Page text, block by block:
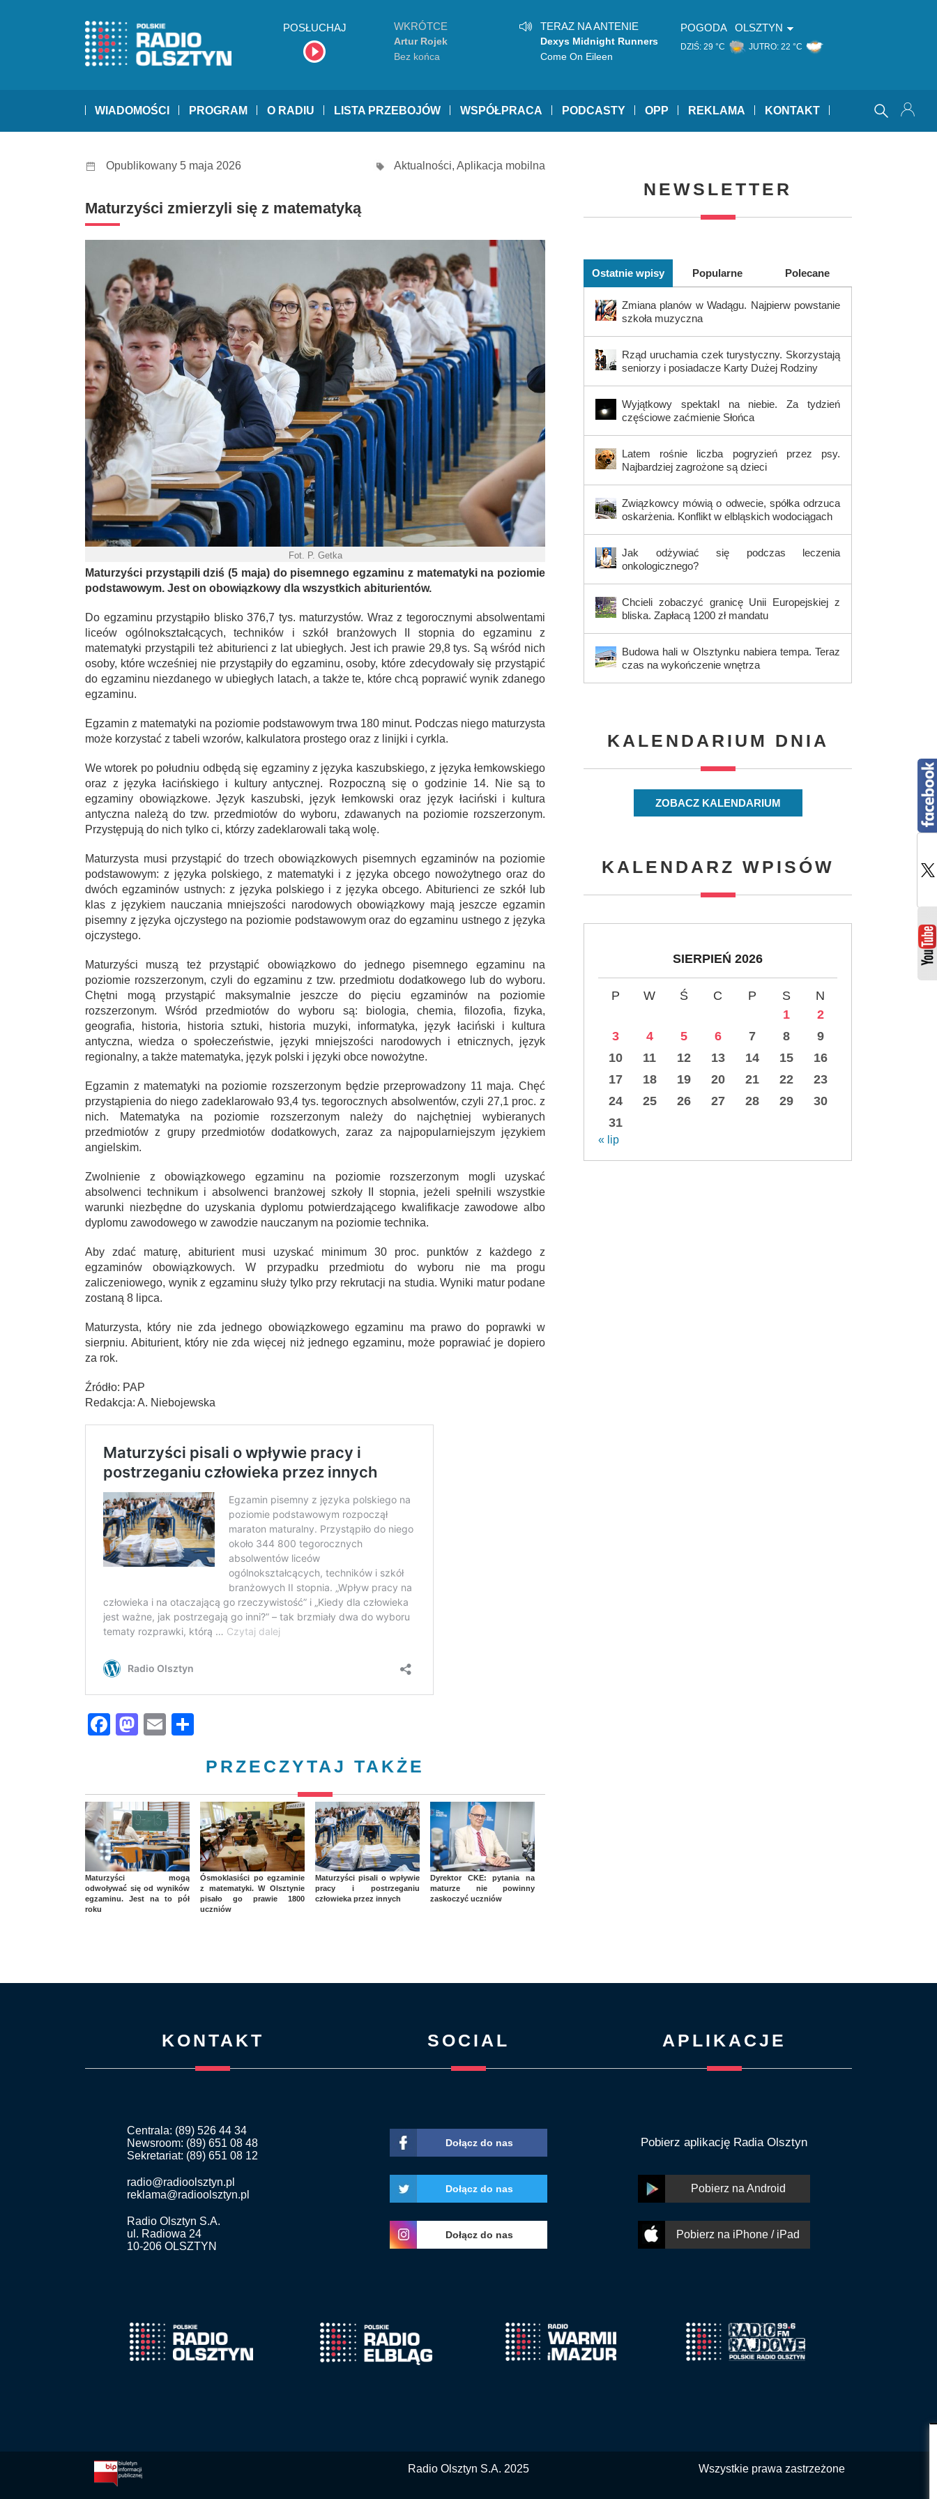
POSŁUCHAJ WKRÓTCE
Artur Rojek
Bez końca
TERAZ NA ANTENIE
Dexys Midnight Runners
Come On Eileen
POGODA OLSZTYN
DZIŚ: 29 °C JUTRO: 22 °C
WIADOMOŚCI PROGRAM O RADIU LISTA PRZEBOJÓW WSPÓŁPRACA PODCASTY OPP REKLAMA KONTAKT
Opublikowany 5 maja 2026 Aktualności, Aplikacja mobilna
Maturzyści zmierzyli się z matematyką
Fot. P. Getka
Maturzyści przystąpili dziś (5 maja) do pisemnego egzaminu z matematyki na poziomie
podstawowym. Jest on obowiązkowy dla wszystkich abiturientów.
Do egzaminu przystąpiło blisko 376,7 tys. maturzystów. Wraz z tegorocznymi absolwentami
liceów ogólnokształcących, techników i szkół branżowych II stopnia do egzaminu z
matematyki przystąpili też abiturienci z lat ubiegłych. Jest ich prawie 29,8 tys. Są wśród nich
osoby, które wcześniej nie przystąpiły do egzaminu, osoby, które zdecydowały się przystąpić
do egzaminu niezdanego w ubiegłych latach, a także te, które chcą poprawić wynik zdanego
egzaminu.
Egzamin z matematyki na poziomie podstawowym trwa 180 minut. Podczas niego maturzysta
może korzystać z tabeli wzorów, kalkulatora prostego oraz z linijki i cyrkla.
We wtorek po południu odbędą się egzaminy z języka kaszubskiego, z języka łemkowskiego
oraz z języka łacińskiego i kultury antycznej. Rozpoczną się o godzinie 14. Nie są to
egzaminy obowiązkowe. Język kaszubski, język łemkowski oraz język łaciński i kultura
antyczna należą do tzw. przedmiotów do wyboru, zdawanych na poziomie rozszerzonym.
Przystępują do nich tylko ci, którzy zadeklarowali taką wolę.
Maturzysta musi przystąpić do trzech obowiązkowych pisemnych egzaminów na poziomie
podstawowym: z języka polskiego, z matematyki i z języka obcego nowożytnego oraz do
dwóch egzaminów ustnych: z języka polskiego i z języka obcego. Abiturienci ze szkół lub
klas z językiem nauczania mniejszości narodowych obowiązkowy mają jeszcze egzamin
pisemny z języka ojczystego na poziomie podstawowym oraz do egzaminu ustnego z języka
ojczystego.
Maturzyści muszą też przystąpić obowiązkowo do jednego pisemnego egzaminu na
poziomie rozszerzonym, czyli do egzaminu z tzw. przedmiotu dodatkowego lub do wyboru.
Chętni mogą przystąpić maksymalnie jeszcze do pięciu egzaminów na poziomie
rozszerzonym. Wśród przedmiotów do wyboru są: biologia, chemia, filozofia, fizyka,
geografia, historia, historia sztuki, historia muzyki, informatyka, język łaciński i kultura
antyczna, wiedza o społeczeństwie, języki mniejszości narodowych i etnicznych, język
regionalny, a także matematyka, język polski i języki obce nowożytne.
Egzamin z matematyki na poziomie rozszerzonym będzie przeprowadzony 11 maja. Chęć
przystąpienia do niego zadeklarowało 93,4 tys. tegorocznych absolwentów, czyli 27,1 proc. z
nich. Matematyka na poziomie rozszerzonym należy do najchętniej wybieranych
przedmiotów z grupy przedmiotów dodatkowych, zaraz za najpopularniejszym językiem
angielskim.
Zwolnienie z obowiązkowego egzaminu na poziomie rozszerzonym mogli uzyskać
absolwenci technikum i absolwenci branżowej szkoły II stopnia, jeżeli spełnili wszystkie
warunki niezbędne do uzyskania dyplomu potwierdzającego kwalifikacje zawodowe albo
dyplomu zawodowego w zawodzie nauczanym na poziomie technika.
Aby zdać maturę, abiturient musi uzyskać minimum 30 proc. punktów z każdego z
egzaminów obowiązkowych. W przypadku przedmiotu do wyboru nie ma progu
zaliczeniowego, wynik z egzaminu służy tylko przy rekrutacji na studia. Wyniki matur podane
zostaną 8 lipca.
Maturzysta, który nie zda jednego obowiązkowego egzaminu ma prawo do poprawki w
sierpniu. Abiturient, który nie zda więcej niż jednego egzaminu, może poprawiać je dopiero
za rok.
Źródło: PAP
Redakcja: A. Niebojewska
Facebook
Mastodon
Email
PRZECZYTAJ TAKŻE
Maturzyści mogą
odwoływać się od wyników
egzaminu. Jest na to pół
roku
Ósmoklasiści po egzaminie
z matematyki. W Olsztynie
pisało go prawie 1800
uczniów
Maturzyści pisali o wpływie
pracy i postrzeganiu
człowieka przez innych
Dyrektor CKE: pytania na
maturze nie powinny
zaskoczyć uczniów
NEWSLETTER
Ostatnie wpisy Popularne Polecane
Zmiana planów w Wadągu. Najpierw powstanie
szkoła muzyczna
Rząd uruchamia czek turystyczny. Skorzystają
seniorzy i posiadacze Karty Dużej Rodziny
Wyjątkowy spektakl na niebie. Za tydzień
częściowe zaćmienie Słońca
Latem rośnie liczba pogryzień przez psy.
Najbardziej zagrożone są dzieci
Związkowcy mówią o odwecie, spółka odrzuca
oskarżenia. Konflikt w elbląskich wodociągach
Jak odżywiać się podczas leczenia
onkologicznego?
Chcieli zobaczyć granicę Unii Europejskiej z
bliska. Zapłacą 1200 zł mandatu
Budowa hali w Olsztynku nabiera tempa. Teraz
czas na wykończenie wnętrza
KALENDARIUM DNIA
ZOBACZ KALENDARIUM
KALENDARZ WPISÓW
SIERPIEŃ 2026
P W Ś C P S
N
1
2
3
4 5 6 7 8
9
10
11 12 13 14 15
16
17
18 19 20 21 22
23
24
25 26 27 28 29
30
31
« lip
KONTAKT
Centrala: (89) 526 44 34
Newsroom: (89) 651 08 48
Sekretariat: (89) 651 08 12
radio@radioolsztyn.pl
reklama@radioolsztyn.pl
Radio Olsztyn S.A.
ul. Radiowa 24
10-206 OLSZTYN
SOCIAL
Dołącz do nas
Dołącz do nas
Dołącz do nas
APLIKACJE
Pobierz aplikację Radia Olsztyn
Pobierz na Android
Pobierz na iPhone / iPad
Radio Olsztyn S.A. 2025 Wszystkie prawa zastrzeżone